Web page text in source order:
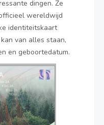
dingen. Ze
wereldwijd
identiteitskaart
van alles staan,
en geboortedatum.